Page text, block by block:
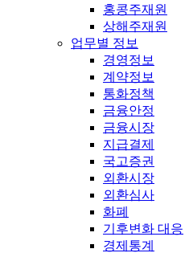
홍콩주재원
상해주재원
업무별 정보
경영정보
계약정보
통화정책
금융안정
금융시장
지급결제
국고증권
외환시장
외환심사
화폐
기후변화 대응
경제통계